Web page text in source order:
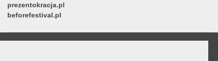
prezentokracja.pl
beforefestival.pl